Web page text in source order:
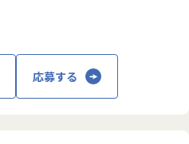
とどけるHUBに」をミッシ
を有しています。
おり、長期的なお取引が続
応募する